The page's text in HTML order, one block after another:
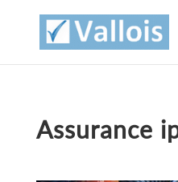
Assurance